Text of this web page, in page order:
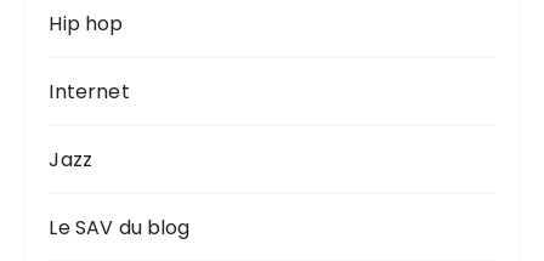
Hip hop
Internet
Jazz
Le SAV du blog